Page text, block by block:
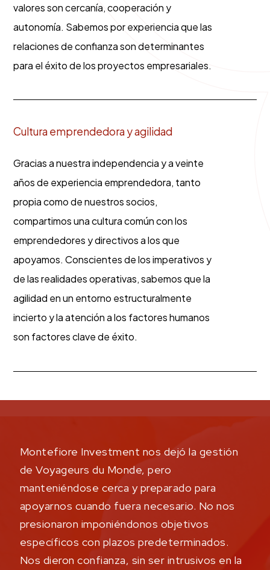
valores son cercanía, cooperación y
autonomía. Sabemos por experiencia que las
relaciones de confianza son determinantes
para el éxito de los proyectos empresariales.
Cultura emprendedora y agilidad
Gracias a nuestra independencia y a veinte
años de experiencia emprendedora, tanto
propia como de nuestros socios,
compartimos una cultura común con los
emprendedores y directivos a los que
apoyamos. Conscientes de los imperativos y
de las realidades operativas, sabemos que la
agilidad en un entorno estructuralmente
incierto y la atención a los factores humanos
son factores clave de éxito.
Montefiore Investment nos dejó la gestión
de Voyageurs du Monde, pero
manteniéndose cerca y preparado para
apoyarnos cuando fuera necesario. No nos
presionaron imponiéndonos objetivos
específicos con plazos predeterminados.
Nos dieron confianza, sin ser intrusivos en la